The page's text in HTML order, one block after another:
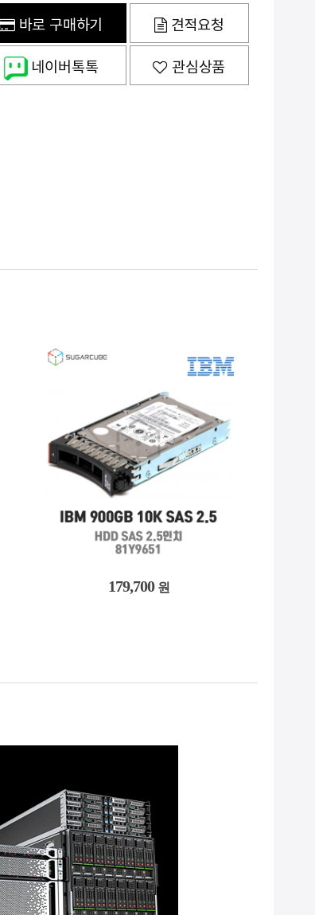
바로 구매하기 견적요청
네이버톡톡 관심상품
33,300원